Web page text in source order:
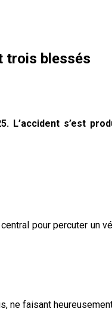
trois blessés
L’accident s’est
pour percuter un
ne faisant